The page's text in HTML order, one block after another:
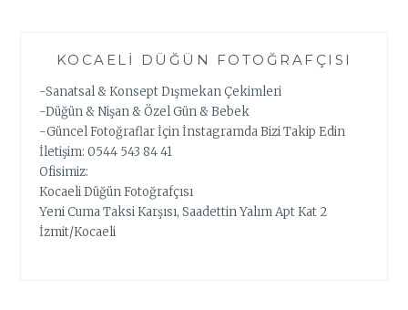
KOCAELI DÜĞÜN FOTOĞRAFÇISI
-Sanatsal & Konsept Dışmekan Çekimleri
-Düğün & Nişan & Özel Gün & Bebek
-Güncel Fotoğraflar İçin İnstagramda Bizi Takip Edin
İletişim: 0544 543 84 41
Ofisimiz:
Kocaeli Düğün Fotoğrafçısı
Yeni Cuma Taksi Karşısı, Saadettin Yalım Apt Kat 2
İzmit/Kocaeli